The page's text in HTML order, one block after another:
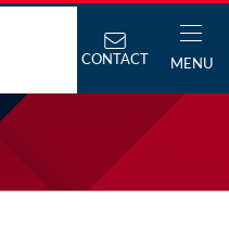
CONTACT MENU